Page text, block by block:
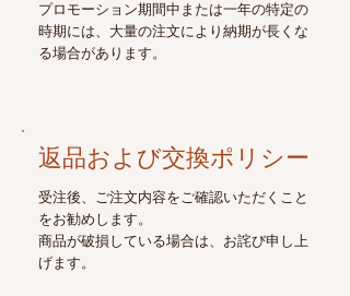
プロモーション期間中または一年の特定の
時期には、大量の注文により納期が長くな
る場合があります。
返品および交換ポリシー
受注後、ご注文内容をご確認いただくこと
をお勧めします。
商品が破損している場合は、お詫び申し上
げます。